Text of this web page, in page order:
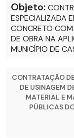
Objeto:
ESPECIALIZADA
CONCRETO
DE OBRA NA
MUNICÍPIO DE
CONTRATAÇÃO
DE USINAGEM
MATERIAL E
PÚBLICAS